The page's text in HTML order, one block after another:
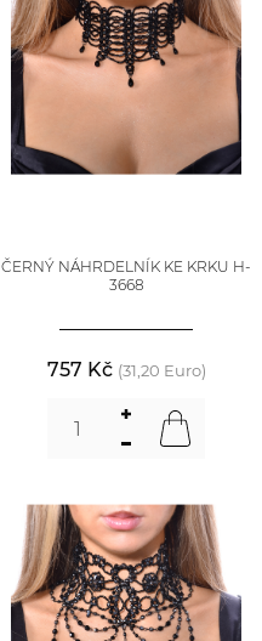
ČERNÝ NÁHRDELNÍK KE KRKU H-
3668
757 Kč (31,20 Euro)